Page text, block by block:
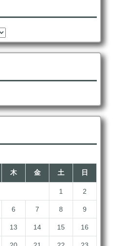
木 金 土 日
1 2
6 7 8 9
13 14 15 16